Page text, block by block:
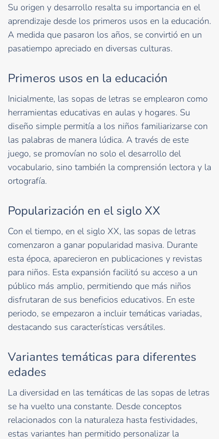
Su origen y desarrollo resalta su importancia en el
aprendizaje desde los primeros usos en la educación.
A medida que pasaron los años, se convirtió en un
pasatiempo apreciado en diversas culturas.
Primeros usos en la educación
Inicialmente, las sopas de letras se emplearon como
herramientas educativas en aulas y hogares. Su
diseño simple permitía a los niños familiarizarse con
las palabras de manera lúdica. A través de este
juego, se promovían no solo el desarrollo del
vocabulario, sino también la comprensión lectora y la
ortografía.
Popularización en el siglo XX
Con el tiempo, en el siglo XX, las sopas de letras
comenzaron a ganar popularidad masiva. Durante
esta época, aparecieron en publicaciones y revistas
para niños. Esta expansión facilitó su acceso a un
público más amplio, permitiendo que más niños
disfrutaran de sus beneficios educativos. En este
periodo, se empezaron a incluir temáticas variadas,
destacando sus características versátiles.
Variantes temáticas para diferentes
edades
La diversidad en las temáticas de las sopas de letras
se ha vuelto una constante. Desde conceptos
relacionados con la naturaleza hasta festividades,
estas variantes han permitido personalizar la